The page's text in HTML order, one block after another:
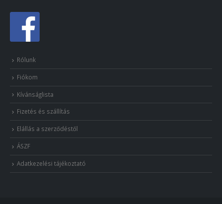
Rólunk
Fiókom
Kívánságlista
Fizetés és szállítás
Elállás a szerződéstől
ÁSZF
Adatkezelési tájékoztató